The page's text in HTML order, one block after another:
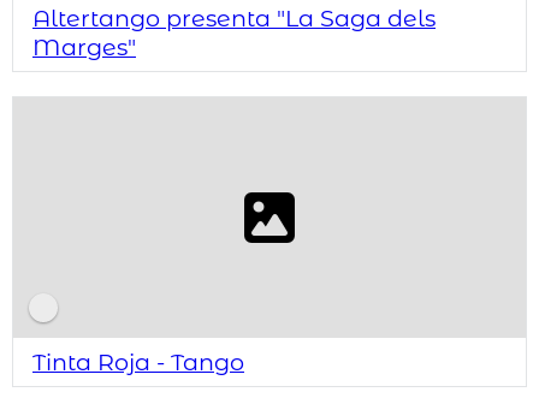
Altertango presenta "La Saga dels
Marges"
Tinta Roja - Tango